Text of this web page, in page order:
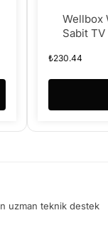
Wellbox
Sabit TV
₺230.44
uzman teknik destek